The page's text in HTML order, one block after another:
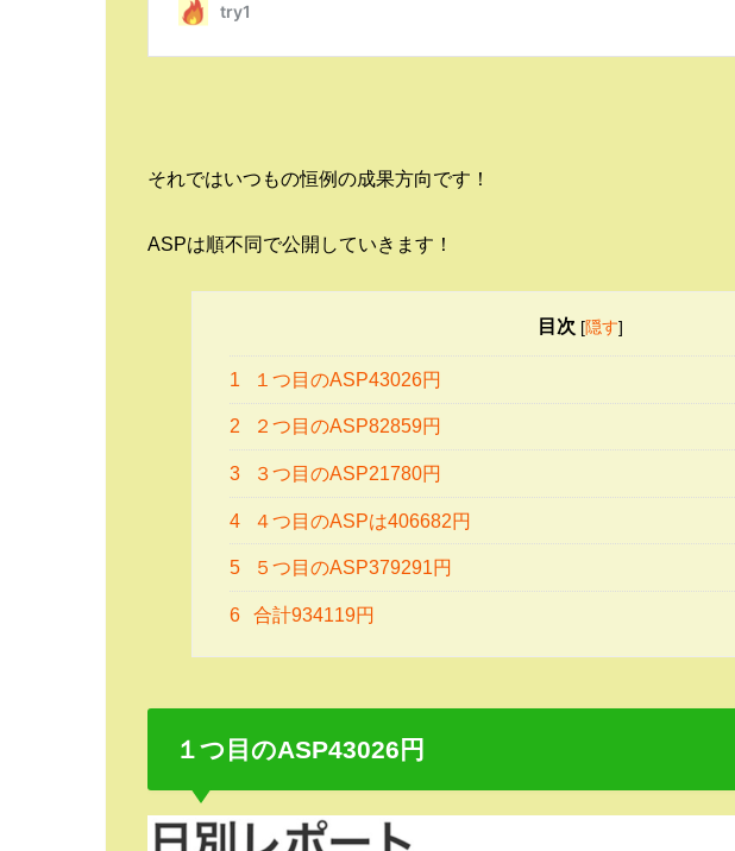
それではいつもの恒例の成果方向です！
ASPは順不同で公開していきます！
目次 [隠す]
1 １つ目のASP43026円
2 ２つ目のASP82859円
3 ３つ目のASP21780円
4 ４つ目のASPは406682円
5 ５つ目のASP379291円
6 合計934119円
１つ目のASP43026円